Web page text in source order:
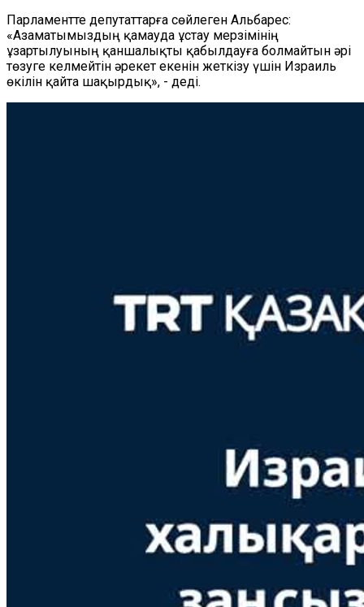
Парламентте депутаттарға сөйлеген Альбарес:
«Азаматымыздың қамауда ұстау мерзімінің
ұзартылуының қаншалықты қабылдауға болмайтын әрі
төзуге келмейтін әрекет екенін жеткізу үшін Израиль
өкілін қайта шақырдық», - деді.